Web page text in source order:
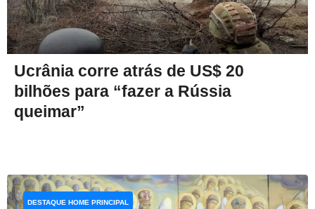
Ucrânia corre atrás de US$ 20
bilhões para “fazer a Rússia
queimar”
DESTAQUE HOME PRINCIPAL